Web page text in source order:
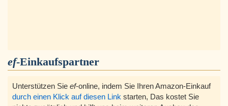
ef-Einkaufspartner
Unterstützen Sie ef-online, indem Sie Ihren Amazon-Einkauf
durch einen Klick auf diesen Link starten, Das kostet Sie